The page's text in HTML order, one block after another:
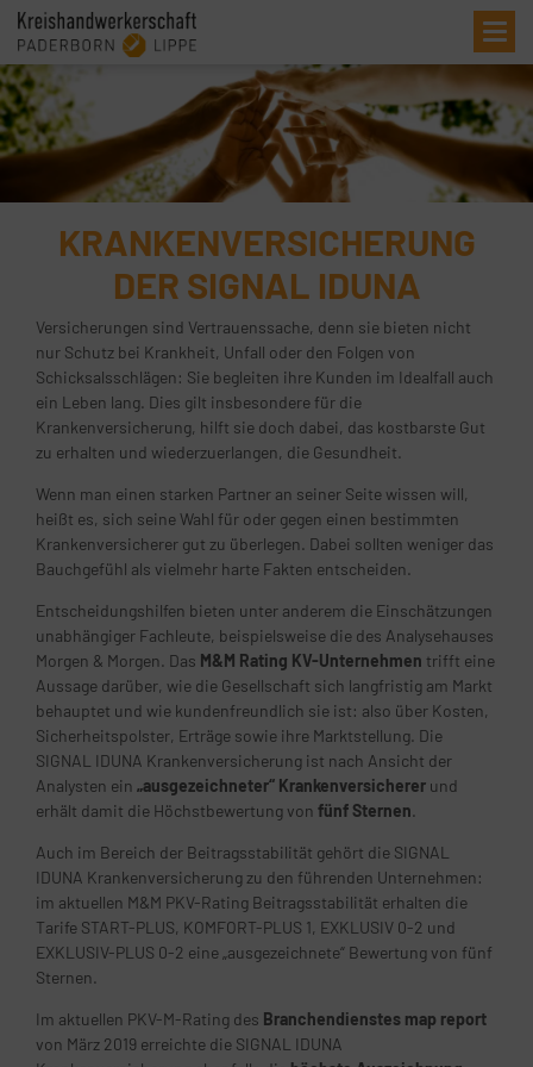
KRANKENVERSICHERUNG
DER SIGNAL IDUNA
Versicherungen sind Vertrauenssache, denn sie bieten nicht
nur Schutz bei Krankheit, Unfall oder den Folgen von
Schicksalsschlägen: Sie begleiten ihre Kunden im Idealfall auch
ein Leben lang. Dies gilt insbesondere für die
Krankenversicherung, hilft sie doch dabei, das kostbarste Gut
zu erhalten und wiederzuerlangen, die Gesundheit.
Wenn man einen starken Partner an seiner Seite wissen will,
heißt es, sich seine Wahl für oder gegen einen bestimmten
Krankenversicherer gut zu überlegen. Dabei sollten weniger das
Bauchgefühl als vielmehr harte Fakten entscheiden.
Entscheidungshilfen bieten unter anderem die Einschätzungen
unabhängiger Fachleute, beispielsweise die des Analysehauses
Morgen & Morgen. Das M&M Rating KV-Unternehmen trifft eine
Aussage darüber, wie die Gesellschaft sich langfristig am Markt
behauptet und wie kundenfreundlich sie ist: also über Kosten,
Sicherheitspolster, Erträge sowie ihre Marktstellung. Die
SIGNAL IDUNA Krankenversicherung ist nach Ansicht der
Analysten ein „ausgezeichneter“ Krankenversicherer und
erhält damit die Höchstbewertung von fünf Sternen.
Auch im Bereich der Beitragsstabilität gehört die SIGNAL
IDUNA Krankenversicherung zu den führenden Unternehmen:
im aktuellen M&M PKV-Rating Beitragsstabilität erhalten die
Tarife START-PLUS, KOMFORT-PLUS 1, EXKLUSIV 0-2 und
EXKLUSIV-PLUS 0-2 eine „ausgezeichnete“ Bewertung von fünf
Sternen.
Im aktuellen PKV-M-Rating des Branchendienstes map report
von März 2019 erreichte die SIGNAL IDUNA